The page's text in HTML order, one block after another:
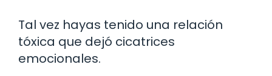
Tal vez hayas tenido una relación
tóxica que dejó cicatrices
emocionales.